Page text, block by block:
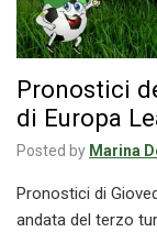
Pronostici
di Europa
Posted by Marina
Pronostici di
andata del terzo